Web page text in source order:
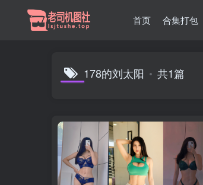
首页 合集打包
178的刘太阳 共1篇